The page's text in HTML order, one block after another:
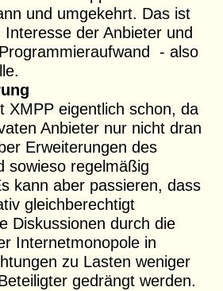
und umgekehrt. Das ist
der Anbieter und
- also
XMPP eigentlich schon, da
Anbieter nur nicht dran
Erweiterungen des
sowieso regelmäßig
kann aber passieren, dass
gleichberechtigt
Diskussionen durch die
Internetmonopole in
zu Lasten weniger
gedrängt werden.